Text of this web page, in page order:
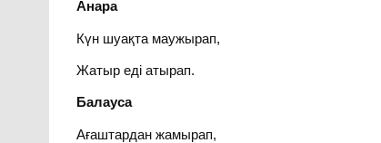
Анара
Күн шуақта маужырап,
Жатыр еді атырап.
Балауса
Ағаштардан жамырап,